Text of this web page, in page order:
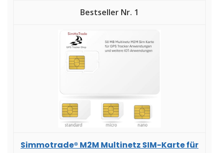
1
Simmotrade® M2M Multinetz SIM-Karte für